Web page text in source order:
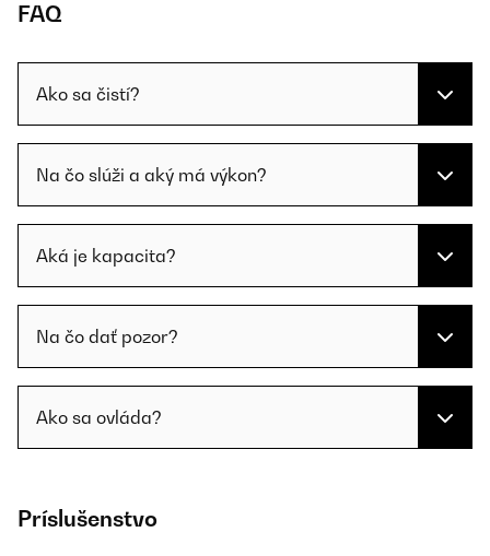
FAQ
Ako sa čistí?
Na čo slúži a aký má výkon?
Aká je kapacita?
Na čo dať pozor?
Ako sa ovláda?
Príslušenstvo